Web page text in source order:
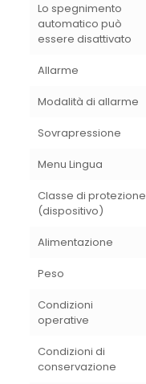
Lo spegnimento
automatico può
essere disattivato
Allarme
Modalità di allarme
Sovrapressione
Menu Lingua
Classe di protezione
(dispositivo)
Alimentazione
Peso
Condizioni
operative
Condizioni di
conservazione